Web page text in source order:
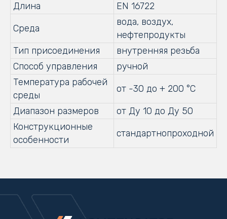
Длина
EN 16722
Среда
вода, воздух,
нефтепродукты
Тип присоединения
внутренняя резьба
Способ управления
ручной
Температура рабочей
среды
от -30 до + 200 °С
Диапазон размеров
от Ду 10 до Ду 50
Конструкционные
особенности
стандартнопроходной